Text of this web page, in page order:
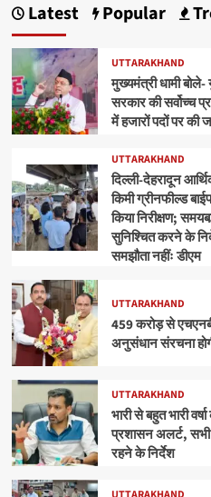
Latest Popular
UTTARAKHAND
मुख्यमंत्री धामी
सरकार की सर्वोच्च
में हजारों पदों पर की
UTTARAKHAND
दिल्ली-देहरादून
किमी ग्रीनफील्ड
किया निरीक्षण;
सुनिश्चित करने के
समझौता नहींः डीएम
UTTARAKHAND
459 करोड़ से
अनुसंधान संरचना
UTTARAKHAND
भारी से बहुत भारी
प्रशासन अलर्ट, सभी
रहने के निर्देश